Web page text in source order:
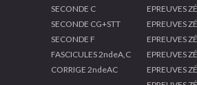
SECONDE C
SECONDE CG+STT
SECONDE F
FASCICULES 2ndeA,C
CORRIGE 2ndeAC
EPREUVES
EPREUVES
EPREUVES
EPREUVES
EPREUVES